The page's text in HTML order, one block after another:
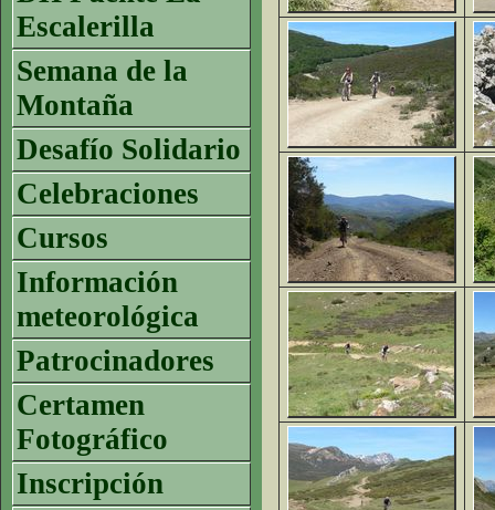
Escalerilla
Semana de la
Montaña
Desafío Solidario
Celebraciones
Cursos
Información
meteorológica
Patrocinadores
Certamen
Fotográfico
Inscripción